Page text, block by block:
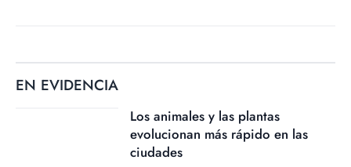
EN EVIDENCIA
Los animales y las plantas
evolucionan más rápido en las
ciudades